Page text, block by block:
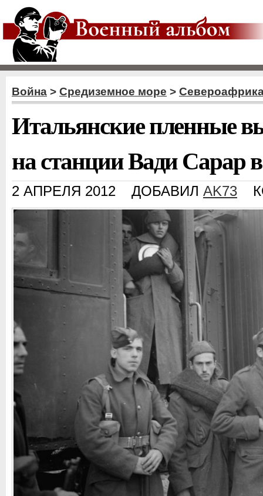
Война > Средиземное море >
Итальянские пленные
на станции Вади Сарар
2 АПРЕЛЯ 2012 ДОБАВИЛ AK73